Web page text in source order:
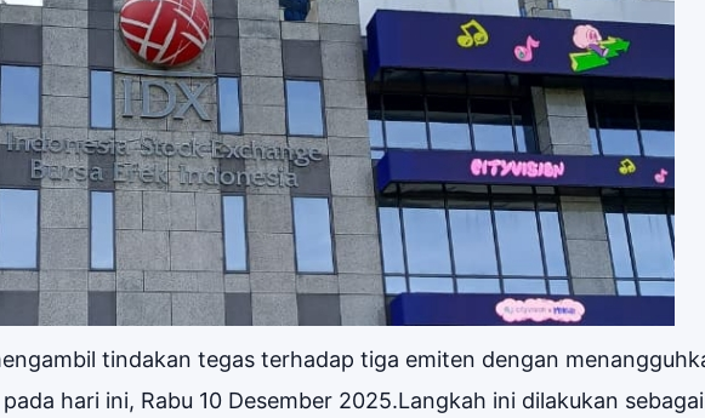
tindakan tegas terhadap tiga emiten dengan
hari ini, Rabu 10 Desember 2025.Langkah ini dilakukan